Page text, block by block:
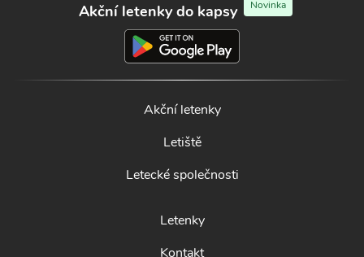
Akční letenky do kapsy Novinka
Akční letenky
Letiště
Letecké společnosti
Letenky
Kontakt